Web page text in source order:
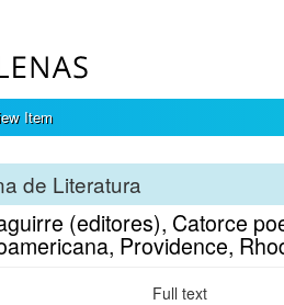
Item
de Literatura
(editores), Catorce
Providence,
Full text